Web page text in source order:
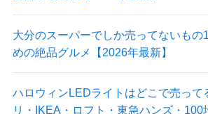
大分のスーパーでしか売ってないもの
めの絶品グルメ【2026年最新】
ハロウィンLEDライトはどこで売って
リ・IKEA・ロフト・東急ハンズ・100